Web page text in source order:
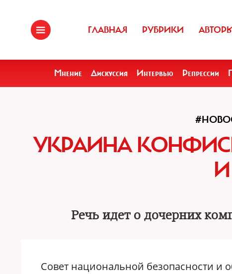
ГЛАВНАЯ РУБРИКИ
Мнение Дискуссия Интервью Репрессии
УКРАИНА
Речь идет о дочерних
Совет национальной безопасности